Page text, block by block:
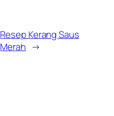
Resep Kerang Saus
Merah →